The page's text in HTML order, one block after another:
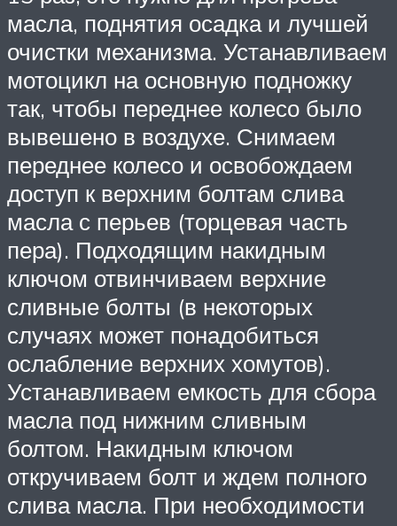
масла, поднятия осадка и лучшей
очистки механизма. Устанавливаем
мотоцикл на основную подножку
так, чтобы переднее колесо было
вывешено в воздухе. Снимаем
переднее колесо и освобождаем
доступ к верхним болтам слива
масла с перьев (торцевая часть
пера). Подходящим накидным
ключом отвинчиваем верхние
сливные болты (в некоторых
случаях может понадобиться
ослабление верхних хомутов).
Устанавливаем емкость для сбора
масла под нижним сливным
болтом. Накидным ключом
откручиваем болт и ждем полного
слива масла. При необходимости